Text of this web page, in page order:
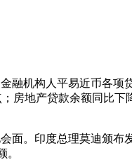
机构人平易近币各项
房地产贷款余额同比下
。印度总理莫迪颁布
。